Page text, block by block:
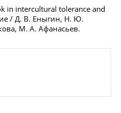
in intercultural tolerance and
/ Д. В. Еныгин, Н. Ю.
М. А. Афанасьев.